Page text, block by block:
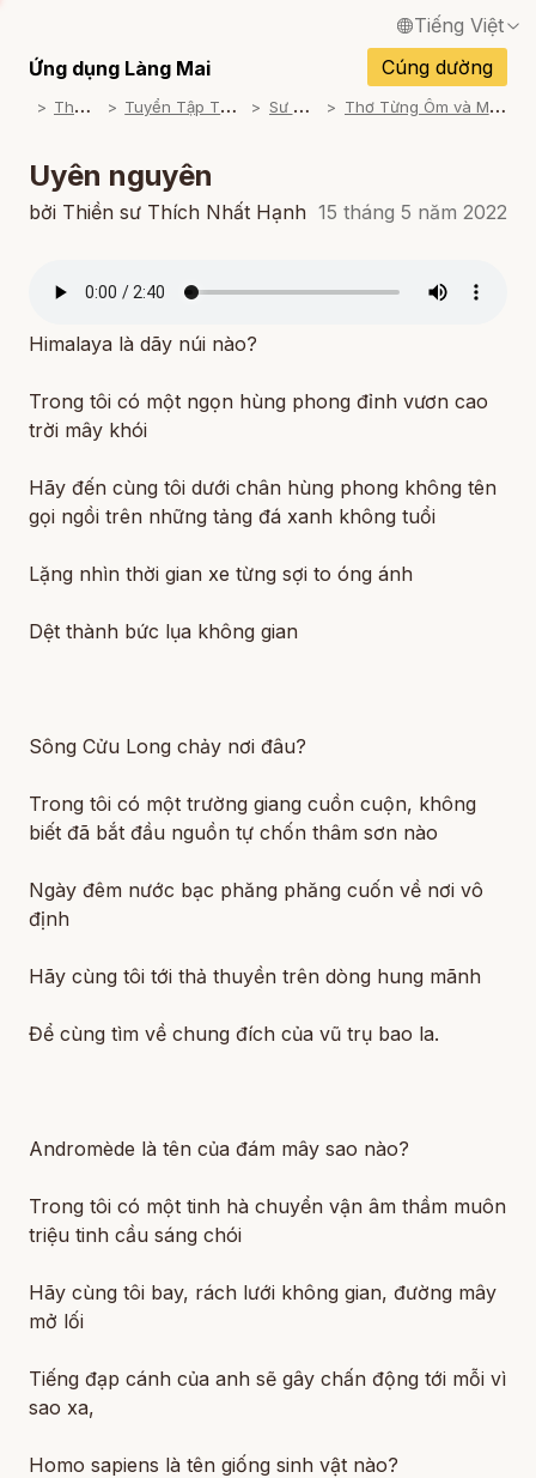
Tiếng Việt
English / Tiếng Anh
Français / Tiếng Pháp
Deutsch / Tiếng Đức
Português / Tiếng Bồ Đào Nha
ภาษาไทย / Tiếng Thái
Ứng dụng Làng Mai
Cúng dường
T
ham khảo T
uyển Tập Thơ Nhất Hạnh S
ư Ông Đọc T
hơ Từng Ôm và Mặt Trời Từng Hạt
Uyên nguyên
bởi Thiền sư Thích Nhất Hạnh 15 tháng 5 năm 2022
Himalaya là dãy núi nào?
Trong tôi có một ngọn hùng phong đỉnh vươn cao
trời mây khói
Hãy đến cùng tôi dưới chân hùng phong không tên
gọi ngồi trên những tảng đá xanh không tuổi
Lặng nhìn thời gian xe từng sợi to óng ánh
Dệt thành bức lụa không gian
Sông Cửu Long chảy nơi đâu?
Trong tôi có một trường giang cuồn cuộn, không
biết đã bắt đầu nguồn tự chốn thâm sơn nào
Ngày đêm nước bạc phăng phăng cuốn về nơi vô
định
Hãy cùng tôi tới thả thuyền trên dòng hung mãnh
Để cùng tìm về chung đích của vũ trụ bao la.
Andromède là tên của đám mây sao nào?
Trong tôi có một tinh hà chuyển vận âm thầm muôn
triệu tinh cầu sáng chói
Hãy cùng tôi bay, rách lưới không gian, đường mây
mở lối
Tiếng đạp cánh của anh sẽ gây chấn động tới mỗi vì
sao xa,
Homo sapiens là tên giống sinh vật nào?